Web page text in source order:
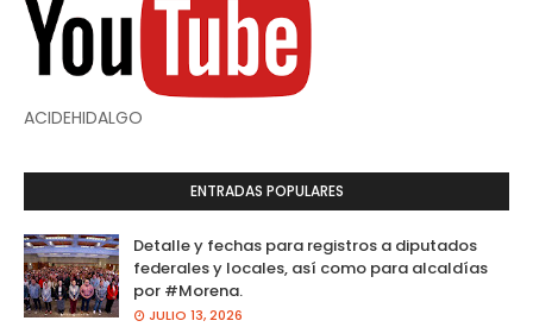
ACIDEHIDALGO
ENTRADAS POPULARES
Detalle y fechas para registros a diputados
federales y locales, así como para alcaldías
por #Morena.
JULIO 13, 2026